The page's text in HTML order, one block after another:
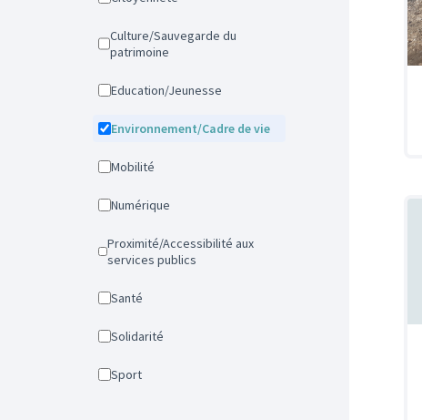
Culture/Sauvegarde du
patrimoine
Education/Jeunesse
Environnement/Cadre de vie
Mobilité
Numérique
Proximité/Accessibilité aux
services publics
Santé
Solidarité
Sport